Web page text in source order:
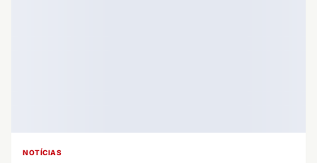
NOTÍCIAS